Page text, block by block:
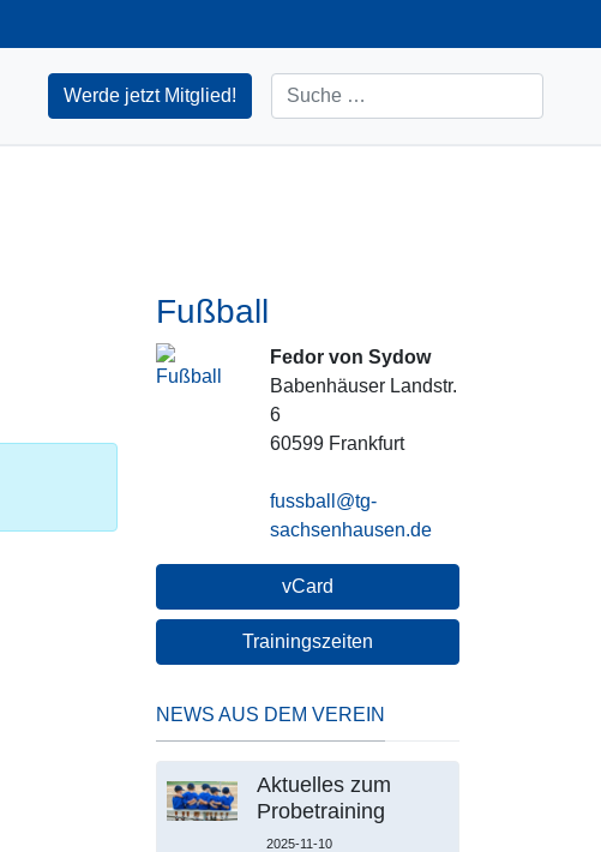
Werde jetzt Mitglied! Suchen
Fußball
Fedor von Sydow
Babenhäuser Landstr.
6
60599 Frankfurt
fussball@tg-
sachsenhausen.de
vCard
Trainingszeiten
NEWS AUS DEM VEREIN
Aktuelles zum
Probetraining
2025-11-10